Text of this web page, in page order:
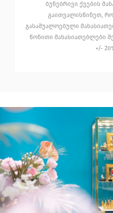
ბუნებრივი ქვების
გაითვალისწინეთ,
გასაშუალოებული
წონითი მახასიათებლები
+/-